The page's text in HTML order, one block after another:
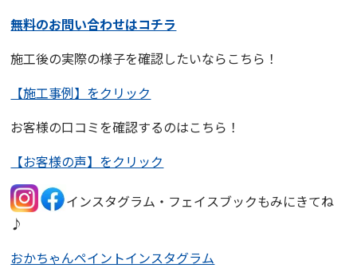
無料のお問い合わせはコチラ
施工後の実際の様子を確認したいならこちら！
【施工事例】をクリック
お客様の口コミを確認するのはこちら！
【お客様の声】をクリック
インスタグラム・フェイスブックもみにきてね
♪
おかちゃんペイントインスタグラム